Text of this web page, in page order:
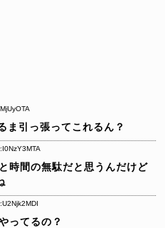
ま引っ張ってこれるん？
時間の無駄だと思うんだけど
ってるの？